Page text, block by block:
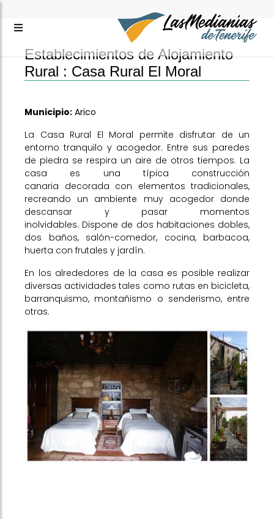
Establecimientos de Alojamiento
Rural : Casa Rural El Moral
Municipio: Arico
La Casa Rural El Moral permite disfrutar de un
entorno tranquilo y acogedor. Entre sus paredes
de piedra se respira un aire de otros tiempos. La
casa es una típica construcción
canaria decorada con elementos tradicionales,
recreando un ambiente muy acogedor donde
descansar y pasar momentos
inolvidables. Dispone de dos habitaciones dobles,
dos baños, salón-comedor, cocina, barbacoa,
huerta con frutales y jardín.
En los alrededores de la casa es posible realizar
diversas actividades tales como rutas en bicicleta,
barranquismo, montañismo o senderismo, entre
otras.